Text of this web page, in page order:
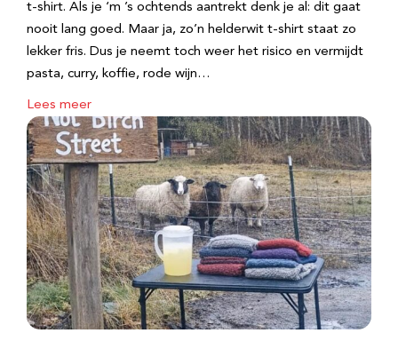
t-shirt. Als je ‘m ’s ochtends aantrekt denk je al: dit gaat
nooit lang goed. Maar ja, zo’n helderwit t-shirt staat zo
lekker fris. Dus je neemt toch weer het risico en vermijdt
pasta, curry, koffie, rode wijn…
Lees meer